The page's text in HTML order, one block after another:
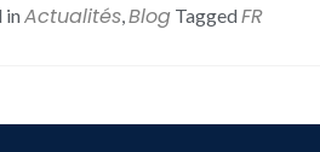
inActualités,Blog TaggedFR